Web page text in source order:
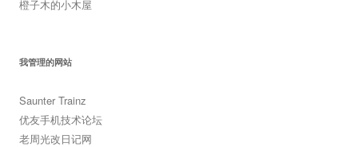
橙子木的小木屋
我管理的网站
Saunter Trainz
优友手机技术论坛
老周光改日记网